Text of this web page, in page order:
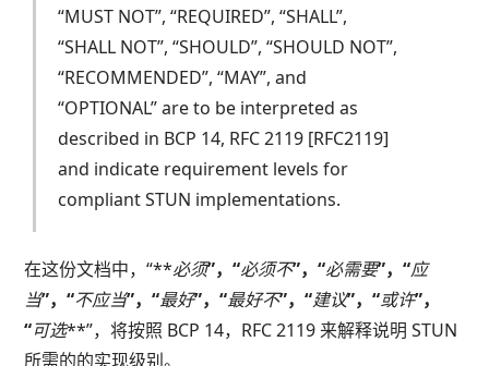
“MUST NOT”, “REQUIRED”, “SHALL”,
“SHALL NOT”, “SHOULD”, “SHOULD NOT”,
“RECOMMENDED”, “MAY”, and
“OPTIONAL” are to be interpreted as
described in BCP 14, RFC 2119 [RFC2119]
and indicate requirement levels for
compliant STUN implementations.
在这份文档中，“**必须”，“必须不”，“必需要”，“应
当”，“不应当”，“最好”，“最好不”，“建议”，“或许”，
“可选**”，将按照 BCP 14，RFC 2119 来解释说明 STUN
所需的的实现级别。